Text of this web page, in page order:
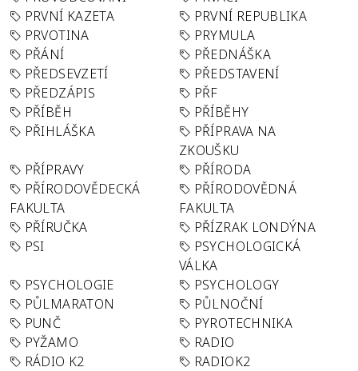
PRVNÍ KAZETA
PRVNÍ REPUBLIKA
PRVOTINA
PRYMULA
PŘÁNÍ
PŘEDNÁŠKA
PŘEDSEVZETÍ
PŘEDSTAVENÍ
PŘEDZÁPIS
PŘF
PŘÍBĚH
PŘÍBĚHY
PŘIHLÁŠKA
PŘÍPRAVA NA
ZKOUŠKU
PŘÍPRAVY
PŘÍRODA
PŘÍRODOVĚDECKÁ
FAKULTA
PŘÍRODOVĚDNÁ
FAKULTA
PŘÍRUČKA
PŘÍZRAK LONDÝNA
PSI
PSYCHOLOGICKÁ
VÁLKA
PSYCHOLOGIE
PSYCHOLOGY
PŮLMARATON
PŮLNOČNÍ
PUNČ
PYROTECHNIKA
PYŽAMO
RADIO
RÁDIO K2
RADIOK2